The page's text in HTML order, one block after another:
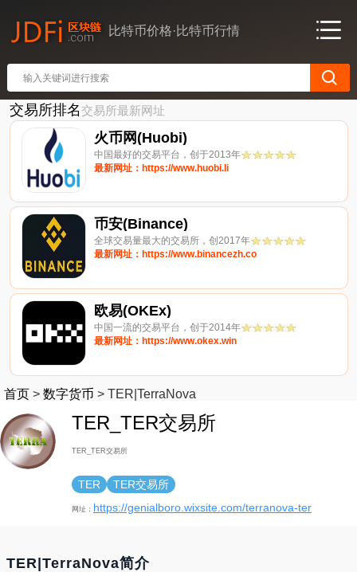
比特币价格·比特币行情
交易所排名交易所最新网址
火币网(Huobi)
中国最好的交易平台，创于2013年
最新网址：https://www.huobi.li
币安(Binance)
全球交易量最大的交易所，创2017年
最新网址：https://www.binancezh.co
欧易(OKEx)
中国一流的交易平台，创于2014年
最新网址：https://www.okex.win
首页 > 数字货币 > TER|TerraNova
TER_TER交易所
TER_TER交易所
TER TER交易所
网址： https://genialboro.wixsite.com/terranova-ter
TER|TerraNova简介